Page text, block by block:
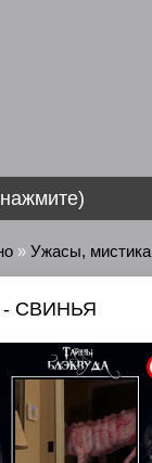
» Ужасы, мистика
СВИНЬЯ